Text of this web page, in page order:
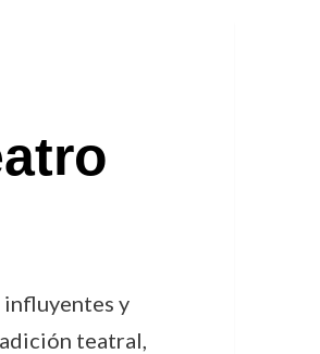
influyentes y
teatral,